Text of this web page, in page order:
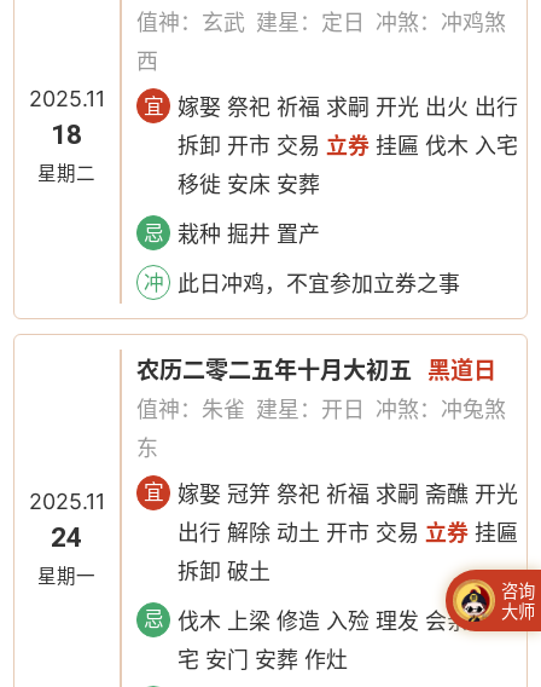
2025.11
18
星期二
值神：玄武 建星：定日
冲煞：冲鸡煞
西
宜
嫁娶 祭祀 祈福 求嗣 开光 出火 出行
拆卸 开市 交易立券 挂匾 伐木 入宅
移徙 安床 安葬
忌 栽种 掘井 置产
冲 此日冲鸡，不宜参加立券之事
2025.11
24
星期一
农历二零二五年十月大初五 黑道日
值神：朱雀 建星：开日
冲煞：冲兔煞
东
宜
嫁娶 冠笄 祭祀 祈福 求嗣 斋醮 开光
出行 解除 动土 开市 交易 立券 挂匾
拆卸 破土
忌
伐木 上梁 修造 入殓 理发 会亲友 入
宅 安门 安葬 作灶
咨询
大师